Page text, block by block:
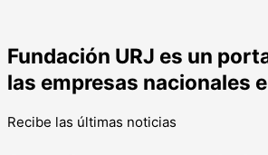
Fundación URJ es un
las empresas nacionales
Recibe las últimas noticias